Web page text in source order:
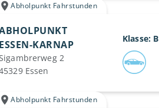
Abholpunkt Fahrstunden
ESSEN-KARNAP
2
Essen
Klasse: B
Abholpunkt Fahrstunden